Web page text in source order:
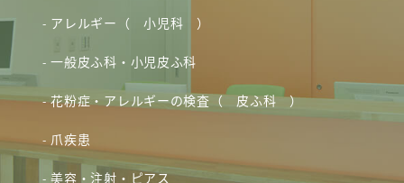
アレルギー（ 小児科 ）
一般皮ふ科・小児皮ふ科
花粉症・アレルギーの検査（ 皮ふ科 ）
爪疾患
美容・注射・ピアス